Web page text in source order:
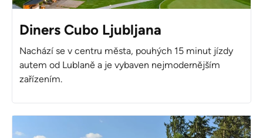
Diners Cubo Ljubljana
Nachází se v centru města, pouhých 15 minut jízdy
autem od Lublaně a je vybaven nejmodernějším
zařízením.